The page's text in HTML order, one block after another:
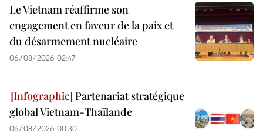
Le Vietnam réaffirme son
engagement en faveur de la paix et
du désarmement nucléaire
06/08/2026 02:47
Partenariat stratégique
global Vietnam-Thaïlande
06/08/2026 00:30